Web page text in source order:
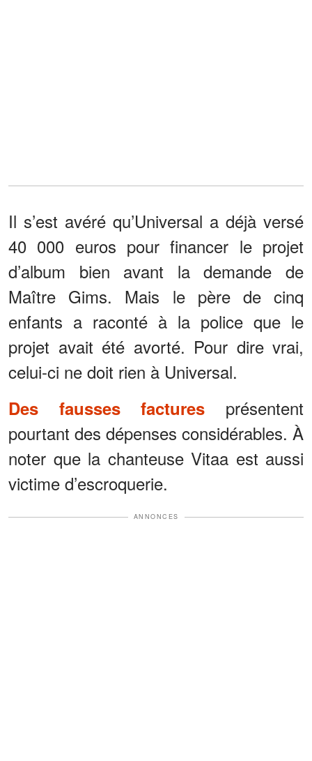
Il s’est avéré qu’Universal a déjà versé
40 000 euros pour financer le projet
d’album bien avant la demande de
Maître Gims. Mais le père de cinq
enfants a raconté à la police que le
projet avait été avorté. Pour dire vrai,
celui-ci ne doit rien à Universal.
Des fausses factures présentent
pourtant des dépenses considérables. À
noter que la chanteuse Vitaa est aussi
victime d’escroquerie.
ANNONCES